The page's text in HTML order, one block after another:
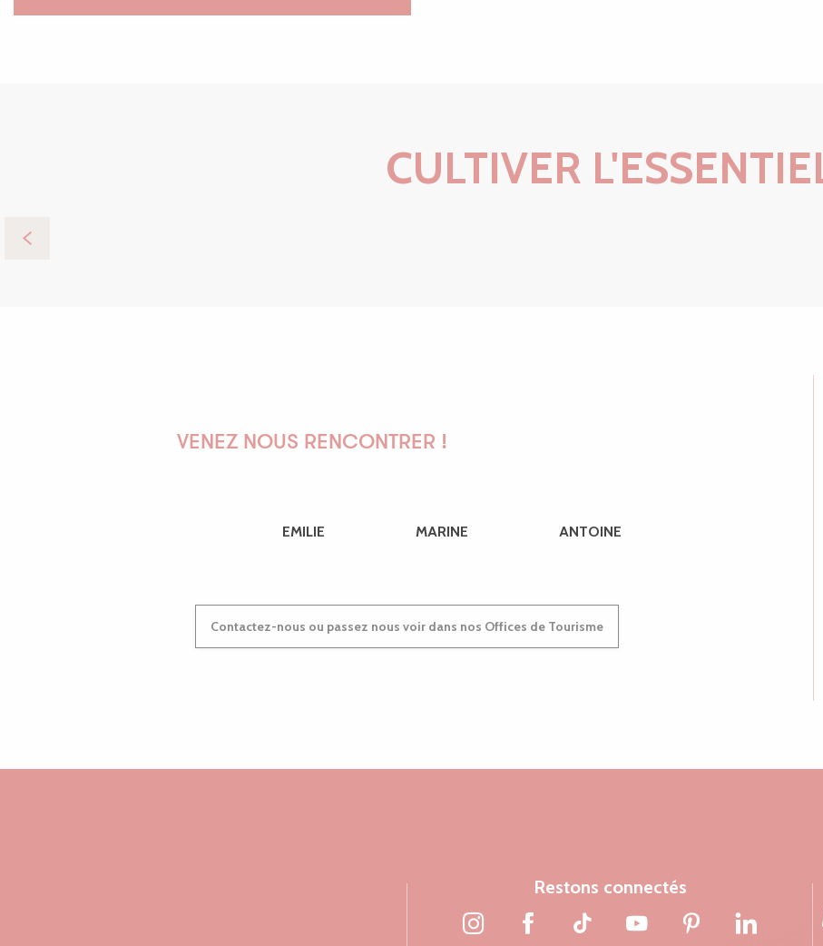
CULTIVER
VENEZ NOUS RENCONTRER !
EMILIE MARINE ANTOINE
Contactez-nous ou passez nous voir dans nos Offices de Tourisme
Restons connectés